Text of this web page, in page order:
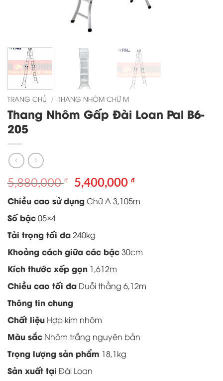
TRANG CHỦ / THANG NHÔM CHỮ M
Thang Nhôm Gấp Đài Loan Pal B6-
205
5,880,000₫
Giá
gốc
là:
5,400,000 ₫Giá
tại
Chiều cao sử dụngChữ A 3,105m
Số bậc05×4
Tải trọng tối đa240kg
Khoảng cách giữa các bậc30cm
Kích thước xếp gọn 1,612m
Chiều cao tối đa Duỗi thẳng 6,12m
Thông tin chung
Chất liệu Hợp kim nhôm
Màu sắc Nhôm trắng nguyên bản
Trọng lượng sản phẩm 18,1kg
Sản xuất tại Đài Loan